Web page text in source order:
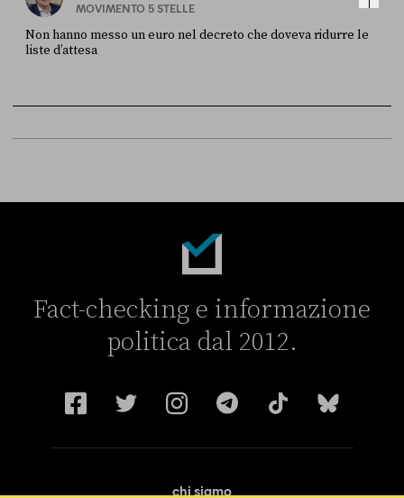
MOVIMENTO 5 STELLE
Non hanno messo un euro nel decreto che doveva ridurre le
liste d’attesa
Fact-checking e informazione
politica dal 2012.
chi siamo